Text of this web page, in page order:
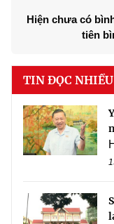
Hiện chưa có
tiên
TIN ĐỌC NHIỀU